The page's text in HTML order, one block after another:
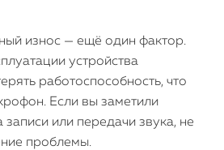
износ — ещё один фактор.
устройства
работоспособность, что
Если вы заметили
записи или передачи звука, не
проблемы.